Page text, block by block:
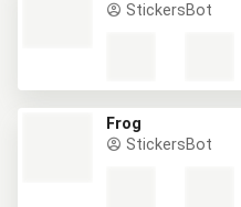
StickersBot
Frog
StickersBot